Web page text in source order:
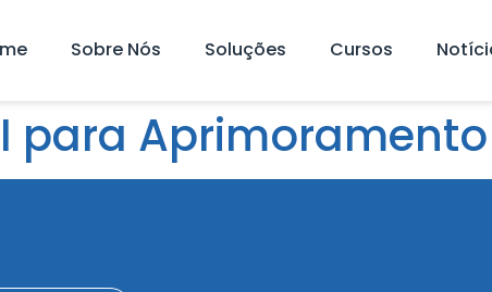
Sobre Nós Soluções Cursos
para